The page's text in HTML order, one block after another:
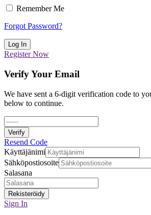
Remember Me
Forgot Password?
Log In
Register Now
Verify Your Email
We have sent a 6-digit verification code to
below to continue.
Verify
Resend Code
Käyttäjänimi
Sähköpostiosoite
Salasana
Rekisteröidy
Sign In